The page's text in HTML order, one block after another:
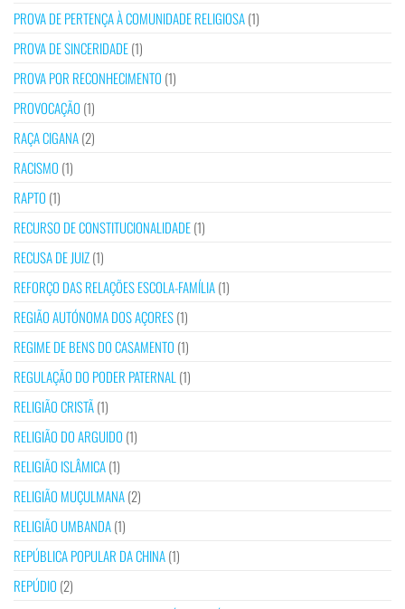
PROVA DE PERTENÇA À COMUNIDADE RELIGIOSA(1)
PROVA DE SINCERIDADE(1)
PROVA POR RECONHECIMENTO (1)
PROVOCAÇÃO (1)
RAÇA CIGANA(2)
RACISMO (1)
RAPTO (1)
RECURSO DE CONSTITUCIONALIDADE(1)
RECUSA DE JUIZ(1)
REFORÇO DAS RELAÇÕES ESCOLA-FAMÍLIA(1)
REGIÃO AUTÓNOMA DOS AÇORES(1)
REGIME DE BENS DO CASAMENTO (1)
REGULAÇÃO DO PODER PATERNAL (1)
RELIGIÃO CRISTÃ(1)
RELIGIÃO DO ARGUIDO (1)
RELIGIÃO ISLÂMICA(1)
RELIGIÃO MUÇULMANA(2)
RELIGIÃO UMBANDA(1)
REPÚBLICA POPULAR DA CHINA(1)
REPÚDIO (2)